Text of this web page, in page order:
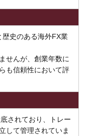
史のある海外FX業
せんが、創業年数に
も信頼性において評
されており、トレー
して管理されていま